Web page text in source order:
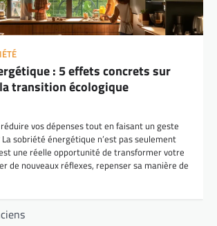
: 5 effets concrets sur
transition écologique
vos dépenses tout en faisant un geste
sobriété énergétique n’est pas seulement
une réelle opportunité de transformer votre
de nouveaux réflexes, repenser sa manière de